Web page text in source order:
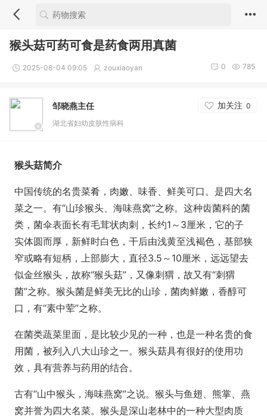
猴头菇可药可食是药食两用真菌
2025-08-04 09:05 zouxiaoyan 785
0
邹晓燕主任 加关注 0
湖北省妇幼皮肤性病科
猴头菇简介
中国传统的名贵菜肴，肉嫩、味香、鲜美可口。是四大名
菜之一。有“山珍猴头、海味燕窝”之称。这种齿菌科的菌
类，菌伞表面长有毛茸状肉刺，长约1～3厘米，它的子
实体圆而厚，新鲜时白色，干后由浅黄至浅褐色，基部狭
窄或略有短柄，上部膨大，直径3.5～10厘米，远远望去
似金丝猴头，故称“猴头菇”，又像刺猬，故又有“刺猬
菌”之称。猴头菌是鲜美无比的山珍，菌肉鲜嫩，香醇可
口，有“素中荤”之称。
在菌类蔬菜里面，是比较少见的一种，也是一种名贵的食
用菌，被列入八大山珍之一。猴头菇具有很好的使用功
效，具有营养与药用的结合。
古有“山中猴头，海味燕窝”之说。猴头与鱼翅、熊掌、燕
窝并誉为四大名菜。猴头是深山老林中的一种大型肉质